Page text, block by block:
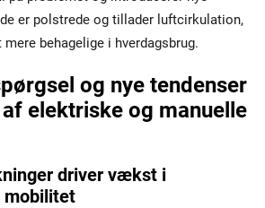
er polstrede og tillader luftcirkulation,
behagelige i hverdagsbrug.
og nye tendenser
elektriske og manuelle
driver vækst i